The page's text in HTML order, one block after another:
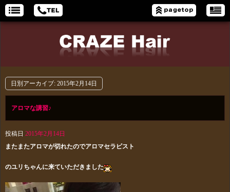
日別アーカイブ: 2015年2月14日
アロマな講習♪
投稿日 2015年2月14日
またまたアロマが切れたのでアロマセラピスト
のユリちゃんに来ていただきました